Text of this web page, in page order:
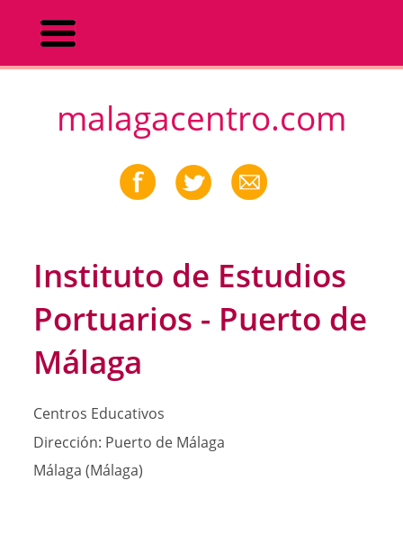
malagacentro.com
Instituto de Estudios
Portuarios - Puerto de
Málaga
Centros Educativos
Dirección: Puerto de Málaga
Málaga (Málaga)